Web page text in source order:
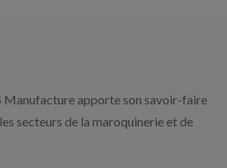
Manufacture apporte son savoir-faire
secteurs de la maroquinerie et de